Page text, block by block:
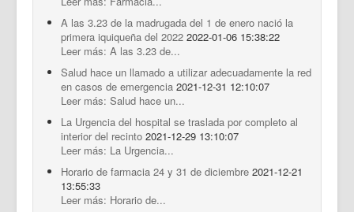
A las 3.23 de la madrugada del 1 de enero nació la
primera iquiqueña del 2022 2022-01-06 15:38:22
Leer más: A las 3.23 de...
Salud hace un llamado a utilizar adecuadamente la red
en casos de emergencia 2021-12-31 12:10:07
Leer más: Salud hace un...
La Urgencia del hospital se traslada por completo al
interior del recinto 2021-12-29 13:10:07
Leer más: La Urgencia...
Horario de farmacia 24 y 31 de diciembre 2021-12-21
13:55:33
Leer más: Horario de...